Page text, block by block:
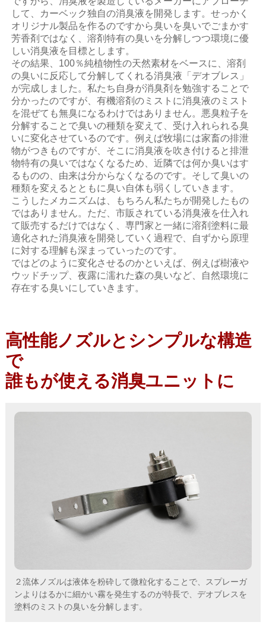
して、カーベック独自の消臭液を開発します。せっかく
オリジナル製品を作るのですから臭いを臭いでごまかす
芳香剤ではなく、溶剤特有の臭いを分解しつつ環境に優
しい消臭液を目標とします。
その結果、100％純植物性の天然素材をベースに、溶剤
の臭いに反応して分解してくれる消臭液「デオブレス」
が完成しました。私たち自身が消臭剤を勉強することで
分かったのですが、有機溶剤のミストに消臭液のミスト
を混ぜても無臭になるわけではありません。悪臭粒子を
分解することで臭いの種類を変えて、受け入れられる臭
いに変化させているのです。例えば牧場には家畜の排泄
物がつきものですが、そこに消臭液を吹き付けると排泄
物特有の臭いではなくなるため、近隣では何か臭いはす
るものの、由来は分からなくなるのです。そして臭いの
種類を変えるとともに臭い自体も弱くしていきます。
こうしたメカニズムは、もちろん私たちが開発したもの
ではありません。ただ、市販されている消臭液を仕入れ
て販売するだけではなく、専門家と一緒に溶剤塗料に最
適化された消臭液を開発していく過程で、自ずから原理
に対する理解も深まっていったのです。
ではどのように変化させるのかといえば、例えば樹液や
ウッドチップ、夜露に濡れた森の臭いなど、自然環境に
存在する臭いにしていきます。
高性能ノズルとシンプルな構造
で
誰もが使える消臭ユニットに
２流体ノズルは液体を粉砕して微粒化することで、スプレーガ
ンよりはるかに細かい霧を発生するのが特長で、デオブレスを
塗料のミストの臭いを分解します。